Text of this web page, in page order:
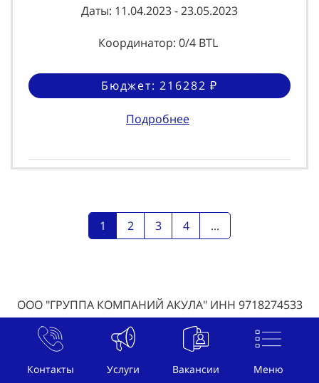
Контакты Услуги Вакансии Меню
Даты: 11.04.2023 - 23.05.2023
Координатор: 0/4 BTL
Бюджет: 216282 ₽
Подробнее
1 2 3 4 ...
ООО "ГРУППА КОМПАНИЙ АКУЛА" ИНН 9718274533
КПП 770301001
© , г. Волжский, ул. , телефон+7 (800) 707-07-92
почтаwelcome@btl-akula.ru